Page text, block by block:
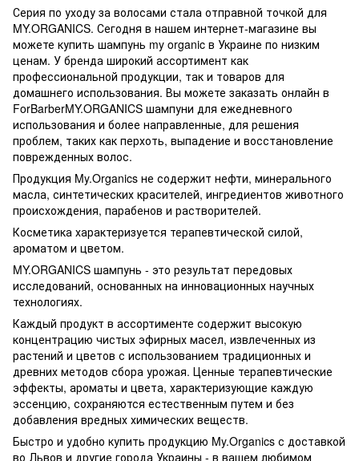
Серия по уходу за волосами стала отправной точкой для
MY.ORGANICS. Сегодня в нашем интернет-магазине вы
можете купить шампунь my organic в Украине по низким
ценам. У бренда широкий ассортимент как
профессиональной продукции, так и товаров для
домашнего использования. Вы можете заказать онлайн в
ForBarberMY.ORGANICS шампуни для ежедневного
использования и более направленные, для решения
проблем, таких как перхоть, выпадение и восстановление
поврежденных волос.
Продукция My.Organics не содержит нефти, минерального
масла, синтетических красителей, ингредиентов животного
происхождения, парабенов и растворителей.
Косметика характеризуется терапевтической силой,
ароматом и цветом.
MY.ORGANICS шампунь - это результат передовых
исследований, основанных на инновационных научных
технологиях.
Каждый продукт в ассортименте содержит высокую
концентрацию чистых эфирных масел, извлеченных из
растений и цветов с использованием традиционных и
древних методов сбора урожая. Ценные терапевтические
эффекты, ароматы и цвета, характеризующие каждую
эссенцию, сохраняются естественным путем и без
добавления вредных химических веществ.
Быстро и удобно купить продукцию My.Organics с доставкой
во Львов и другие города Украины - в вашем любимом